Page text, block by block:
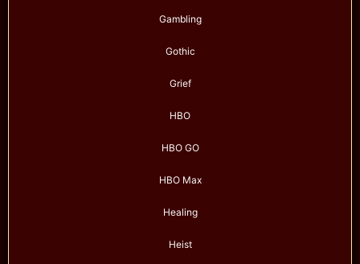
Gambling
Gothic
Grief
HBO
HBO GO
HBO Max
Healing
Heist